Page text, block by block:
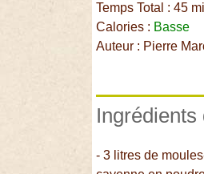
Temps Total : 45
Calories : Basse
Auteur : Pierre
- 3 litres de